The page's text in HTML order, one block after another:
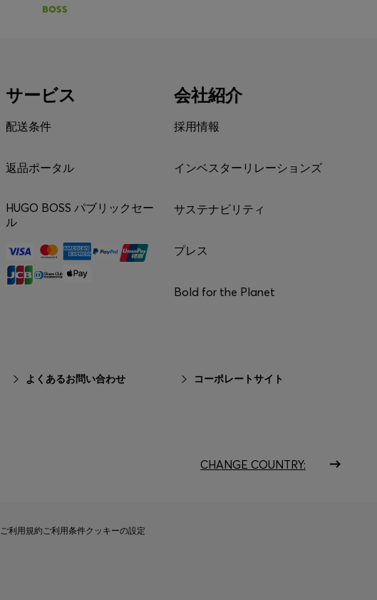
サービス
配送条件
返品ポータル
HUGO BOSS パブリックセー
ル
よくあるお問い合わせ
会社紹介
採用情報
インベスターリレーションズ
サステナビリティ
プレス
Bold for the Planet
コーポレートサイト
CHANGE COUNTRY:
ご利用規約ご利用条件クッキーの設定